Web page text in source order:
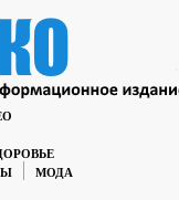
МОДА